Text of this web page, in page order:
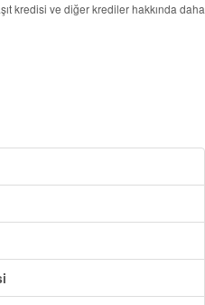
kredisi ve diğer krediler hakkında daha